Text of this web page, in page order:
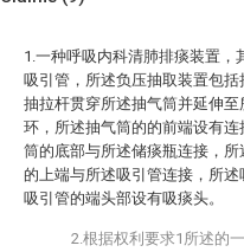
1.一种呼吸内科清肺排痰装置
吸引管，所述负压抽取装置包
抽拉杆贯穿所述抽气筒并延伸
环，所述抽气筒的的前端设有
筒的底部与所述储痰瓶连接，
的上端与所述吸引管连接，所
吸引管的端头部设有吸痰头。
2.根据权利要求1所述的